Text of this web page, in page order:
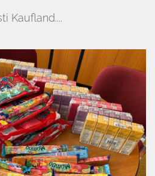
Kaufland....